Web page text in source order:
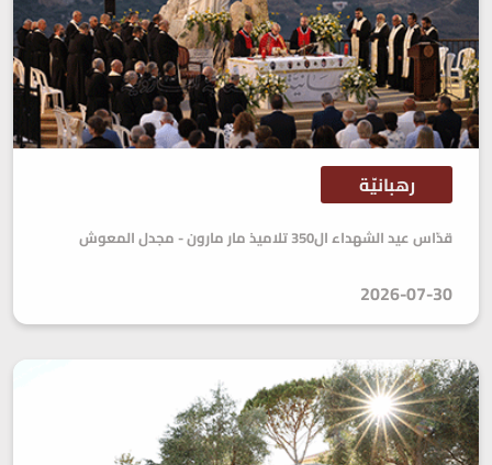
رهبانيّة
قدّاس عيد الشهداء ال350 تلاميذ مار مارون - مجدل المعوش
2026-07-30